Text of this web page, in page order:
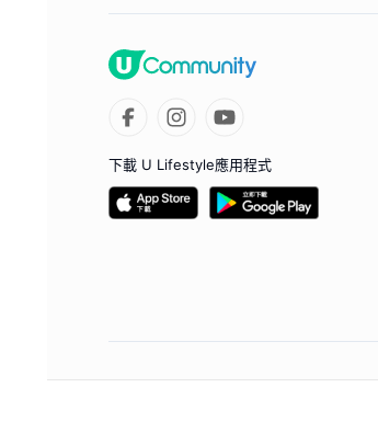
下載 U Lifestyle應用程式